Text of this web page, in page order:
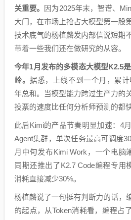
关重要。 因为2025年末，智谱、
大门，在市场上抢占大模型第一股
技术底气的杨植麟发内部信说短期
带着一些我们还在做研究的从容。
今年1月发布的多模态大模型K2.5
岭。据悉，上线不到一个月，累
年总和。当模型能力跨过生产力的
投票的速度比任何分析师预测的都快
此后Kimi的产品节奏明显加速：4
Agent集群，单次任务最高可调度
月中旬发布Kimi Work，一个电脑
同期还推出了K2.7 Code编程专用
消耗直接减少30%。
杨植麟说了一句挺有判断力的话，
的起点，从Token消耗看，编程占